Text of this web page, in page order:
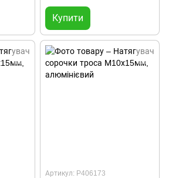
Купити
Артикул: P406173